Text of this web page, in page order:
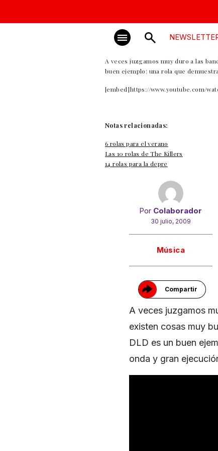
A veces juzgamos muy duro a las
buen ejemplo: una rola que
[embed]https://www.youtube.com/
Notas relacionadas:
6 rolas para el verano
Las 10 rolas de The Killers
14 rolas para la depre
Por Colaborador
30 julio, 2009
Música
Compartir
A veces juzgamos
existen cosas muy
DLD es un buen
onda y gran